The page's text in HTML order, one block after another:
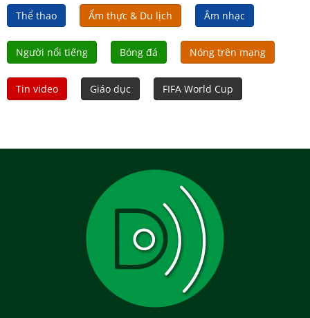
Thể thao Ẩm thực & Du lịch Âm nhạc
Người nổi tiếng Bóng đá Nóng trên mạng
Tin video Giáo dục FIFA World Cup